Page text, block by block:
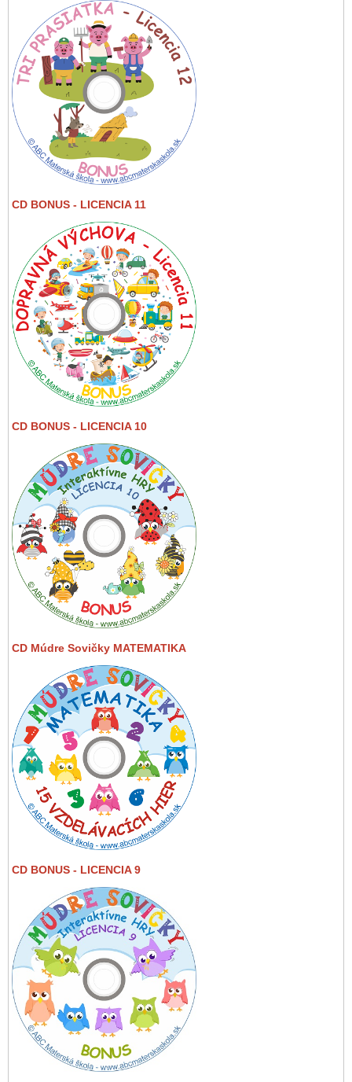
CD BONUS - LICENCIA 11
CD BONUS - LICENCIA 10
CD Múdre Sovičky MATEMATIKA
CD BONUS - LICENCIA 9